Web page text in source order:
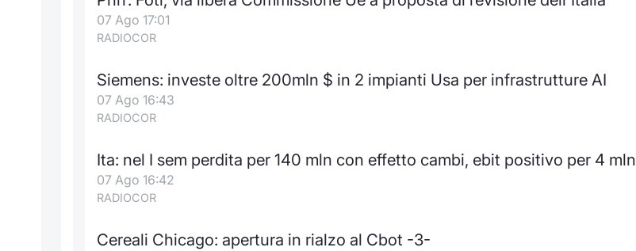
07 Ago 17:01
RADIOCOR
Siemens: investe oltre 200mln $ in 2 impianti Usa per infrastrutture AI
07 Ago 16:43
RADIOCOR
Ita: nel I sem perdita per 140 mln con effetto cambi, ebit positivo per 4 mln
07 Ago 16:42
RADIOCOR
Cereali Chicago: apertura in rialzo al Cbot -3-